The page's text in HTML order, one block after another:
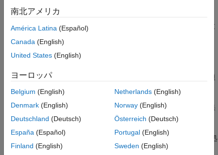
られるようになっています。次が可能です。
Polyspace によってフラグが設定された潜在的な問題を、重
レビュー情報を結果に記録します。
レビュー情報をコードに追加して、フラグが設定された問題
事前定義されたソフトウェア品質メトリクスに照らして結果
を比較します。
結果を特定の種類 (レビュー済みの結果など) でフィルター処
理してグループ化します。
南北アメリカ
América Latina (Español)
Canada (English)
United States (English)
ヨーロッパ
Belgium (English)
Denmark (English)
Deutschland (Deutsch)
España (Español)
Finland (English)
Netherlands(English)
Norway(English)
Österreich (Deutsch)
Portugal(English)
Sweden (English)